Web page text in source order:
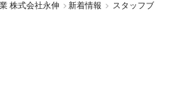
株式会社永伸 新着情報
スタッフブ